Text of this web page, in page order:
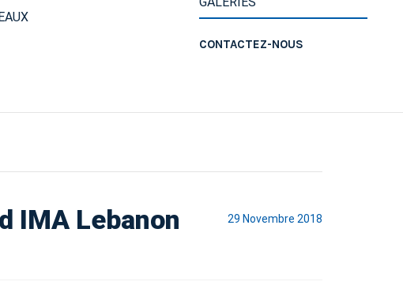
CONTACTEZ-NOUS
IMA Lebanon
29 Novembre 2018